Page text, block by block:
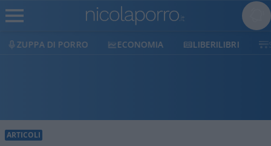
ECONOMIA LIBERILIBRI SHOP SOSTIENICI
ARTICOLI